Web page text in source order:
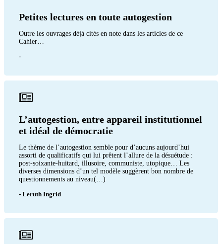
Petites lectures en toute autogestion
Outre les ouvrages déjà cités en note dans les articles de ce
Cahier…
-
L’autogestion, entre appareil institutionnel
et idéal de démocratie
Le thème de l’autogestion semble pour d’aucuns aujourd’hui
assorti de qualificatifs qui lui prêtent l’allure de la désuétude :
post-soixante-huitard, illusoire, communiste, utopique… Les
diverses dimensions d’un tel modèle suggèrent bon nombre de
questionnements au niveau(…)
- Leruth Ingrid